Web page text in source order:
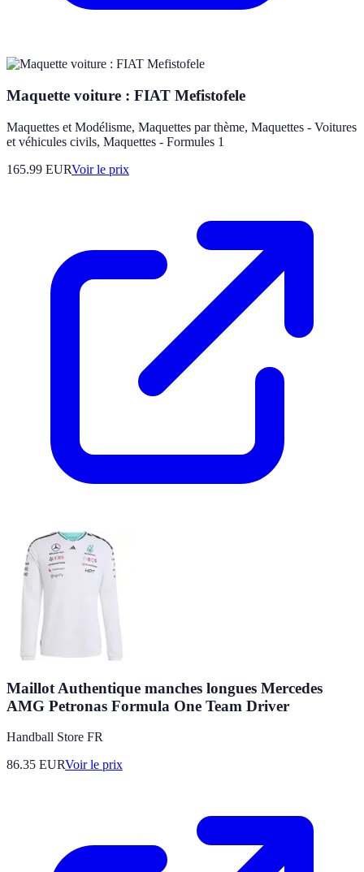
Maquette voiture : FIAT Mefistofele
Maquettes et Modélisme, Maquettes par thème, Maquettes - Voitures
et véhicules civils, Maquettes - Formules 1
165.99 EURVoir le prix
Maillot Authentique manches longues Mercedes
AMG Petronas Formula One Team Driver
Handball Store FR
86.35 EURVoir le prix